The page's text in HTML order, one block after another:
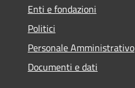
Enti e fondazioni
Politici
Personale Amministrativo
Documenti e dati